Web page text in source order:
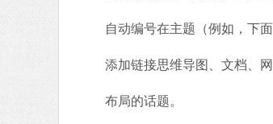
自动编号在主题（例如，下面
添加链接思维导图、文档、网
布局的话题。